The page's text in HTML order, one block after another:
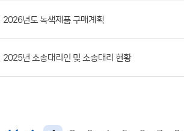
2026년도 녹색제품 구매계획
2025년 소송대리인 및 소송대리 현황